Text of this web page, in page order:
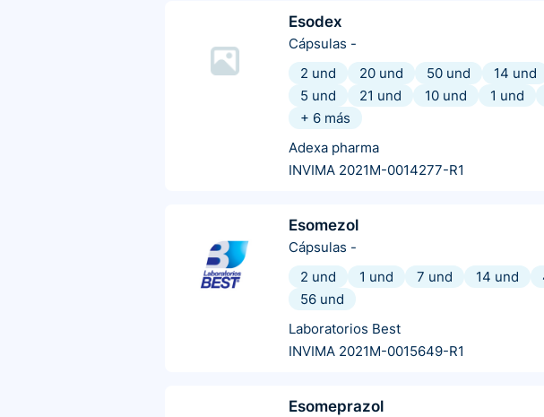
Esodex
Cápsulas -
2 und
20 und 50 und 14 und
5 und
21 und 10 und 1 und
+ 6 más
Adexa pharma
INVIMA 2021M-0014277-R1
Esomezol
Cápsulas -
2 und
1 und 7 und 14 und
56 und
Laboratorios Best
INVIMA 2021M-0015649-R1
Esomeprazol